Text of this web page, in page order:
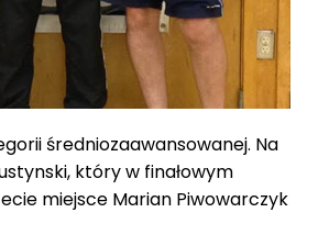
średniozaawansowanej. Na
który w finałowym
miejsce Marian Piwowarczyk